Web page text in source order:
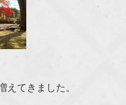
えてきました。